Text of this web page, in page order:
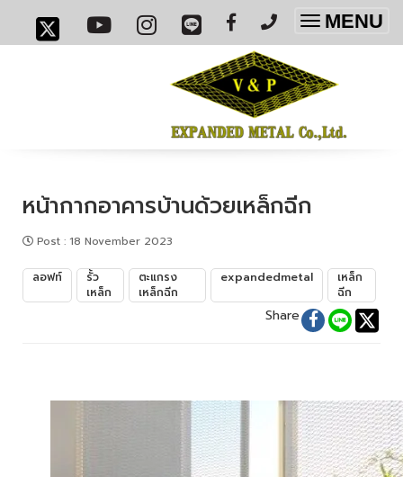
Toggle
MENU
หน้ากากอาคารบ้านด้วยเหล็กฉีก
Post : 18 November 2023
ลอฟท์
รั้ว
เหล็ก
ตะแกรง
เหล็กฉีก
expandedmetal
เหล็ก
ฉีก
Share